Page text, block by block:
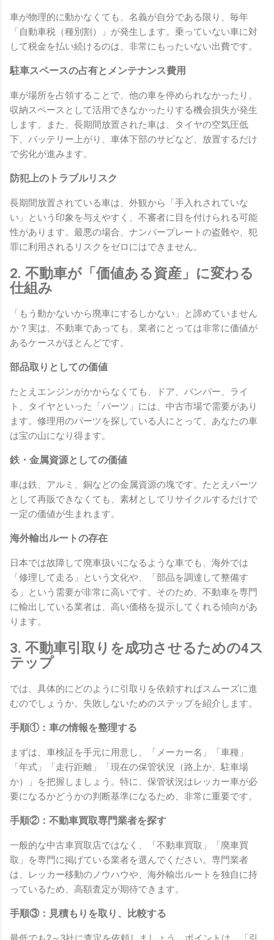
車が物理的に動かなくても、名義が自分である限り、毎年
「自動車税（種別割）」が発生します。乗っていない車に対
して税金を払い続けるのは、非常にもったいない出費です。
駐車スペースの占有とメンテナンス費用
車が場所を占領することで、他の車を停められなかったり、
収納スペースとして活用できなかったりする機会損失が発生
します。また、長期間放置された車は、タイヤの空気圧低
下、バッテリー上がり、車体下部のサビなど、放置するだけ
で劣化が進みます。
防犯上のトラブルリスク
長期間放置されている車は、外観から「手入れされていな
い」という印象を与えやすく、不審者に目を付けられる可能
性があります。最悪の場合、ナンバープレートの盗難や、犯
罪に利用されるリスクをゼロにはできません。
2. 不動車が「価値ある資産」に変わる
仕組み
「もう動かないから廃車にするしかない」と諦めていません
か？実は、不動車であっても、業者にとっては非常に価値が
あるケースがほとんどです。
部品取りとしての価値
たとえエンジンがかからなくても、ドア、バンパー、ライ
ト、タイヤといった「パーツ」には、中古市場で需要があり
ます。修理用のパーツを探している人にとって、あなたの車
は宝の山になり得ます。
鉄・金属資源としての価値
車は鉄、アルミ、銅などの金属資源の塊です。たとえパーツ
として再販できなくても、素材としてリサイクルするだけで
一定の価値が生まれます。
海外輸出ルートの存在
日本では故障して廃車扱いになるような車でも、海外では
「修理して走る」という文化や、「部品を調達して整備す
る」という需要が非常に高いです。そのため、不動車を専門
に輸出している業者は、高い価格を提示してくれる傾向があ
ります。
3. 不動車引取りを成功させるための4ス
テップ
では、具体的にどのように引取りを依頼すればスムーズに進
むのでしょうか。失敗しないためのステップを紹介します。
手順①：車の情報を整理する
まずは、車検証を手元に用意し、「メーカー名」「車種」
「年式」「走行距離」「現在の保管状況（路上か、駐車場
か）」を把握しましょう。特に、保管状況はレッカー車が必
要になるかどうかの判断基準になるため、非常に重要です。
手順②：不動車買取専門業者を探す
一般的な中古車買取店ではなく、「不動車買取」「廃車買
取」を専門に掲げている業者を選んでください。専門業者
は、レッカー移動のノウハウや、海外輸出ルートを独自に持
っているため、高額査定が期待できます。
手順③：見積もりを取り、比較する